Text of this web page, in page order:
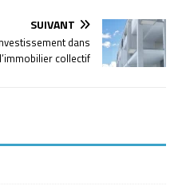
SUIVANT
dans
l’immobilier collectif